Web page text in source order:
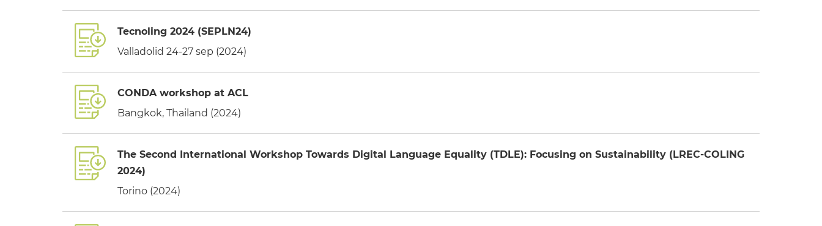
Tecnoling 2024 (SEPLN24)
Valladolid 24-27 sep (2024)
CONDA workshop at ACL
Bangkok, Thailand (2024)
The Second International Workshop Towards Digital Language Equality (TDLE): Focusing on Sustainability (LREC-COLING
2024)
Torino (2024)